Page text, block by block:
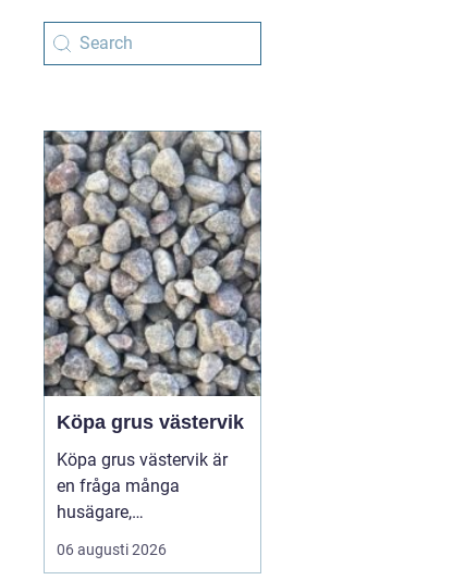
Köpa grus västervik
Köpa grus västervik är
en fråga många
husägare,
markentreprenörer och
fritidshusägare i
06 augusti 2026